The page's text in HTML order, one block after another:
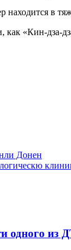
в
как «Кин-
Донен
одного из